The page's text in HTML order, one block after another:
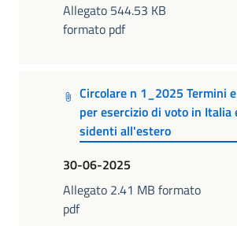
Allegato 544.53 KB
formato pdf
Circolare n 1_2025 Termini
per esercizio di voto in
sidenti all'estero
30-06-2025
Allegato 2.41 MB formato
pdf